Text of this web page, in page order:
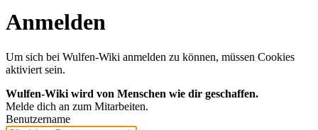
Anmelden
Um sich bei Wulfen-Wiki anmelden zu können, müssen Cookies
aktiviert sein.
Wulfen-Wiki wird von Menschen wie dir geschaffen.
Melde dich an zum Mitarbeiten.
Benutzername